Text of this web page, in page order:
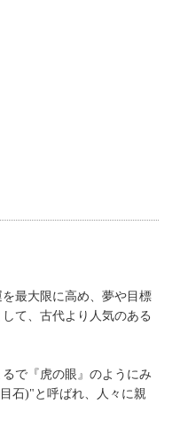
最大限に高め、夢や目標
て、古代より人気のある
で『虎の眼』のようにみ
石)"と呼ばれ、人々に親